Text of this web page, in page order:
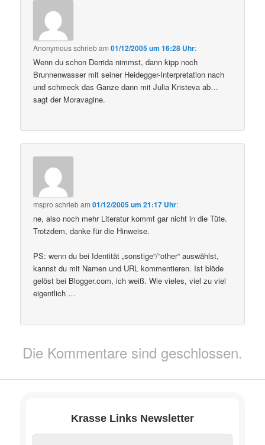
Anonymousschriebam01/12/2005 um 16:28 Uhr:
Wenn du schon Derrida nimmst, dann kipp noch
Brunnenwasser mit seiner Heidegger-Interpretation nach
und schmeck das Ganze dann mit Julia Kristeva ab…
sagt der Moravagine.
mspro schriebam01/12/2005 um 21:17 Uhr:
ne, also noch mehr Literatur kommt gar nicht in die Tüte.
Trotzdem, danke für die Hinweise.
PS: wenn du bei Identität „sonstige“/“other“ auswählst,
kannst du mit Namen und URL kommentieren. Ist blöde
gelöst bei Blogger.com, ich weiß. Wie vieles, viel zu viel
eigentlich …
Die Kommentare sind geschlossen.
Krasse Links Newsletter